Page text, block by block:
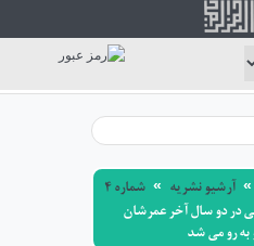
» آرشیو نشریه » شماره 4
در دو سال آخر عمرشان
به رو می شد